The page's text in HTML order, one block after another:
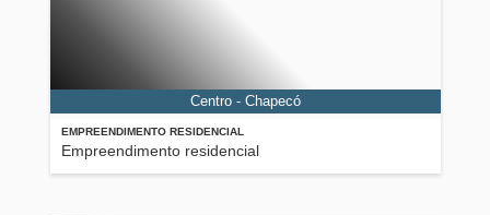
EMPREENDIMENTO RESIDENCIAL
Empreendimento residencial
Centro - Chapecó